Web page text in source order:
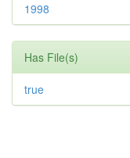
1998
Has File(s)
true